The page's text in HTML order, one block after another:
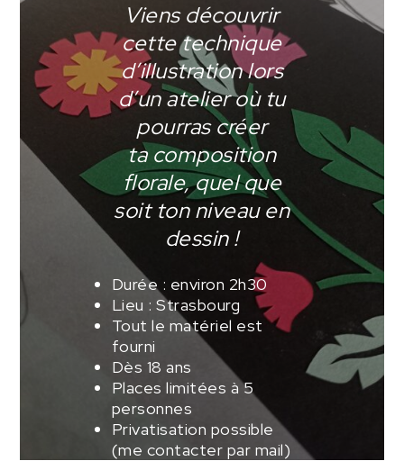
Viens découvrir
cette technique
d’illustration lors
d’un atelier où tu
pourras créer
ta composition
florale, quel que
soit ton niveau en
dessin !
Durée : environ 2h30
Lieu : Strasbourg
Tout le matériel est
fourni
Dès 18 ans
Places limitées à 5
personnes
Privatisation possible
(me contacter par mail)